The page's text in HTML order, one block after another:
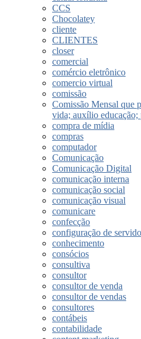
CCS
Chocolatey
cliente
CLIENTES
closer
comercial
comércio eletrônico
comercio virtual
comissão
Comissão Mensal que
vida; auxílio
compra de mídia
compras
computador
Comunicação
Comunicação Digital
comunicação interna
comunicação social
comunicação visual
comunicare
confecção
configuração de
conhecimento
consócios
consultiva
consultor
consultor de venda
consultor de vendas
consultores
contábeis
contabilidade